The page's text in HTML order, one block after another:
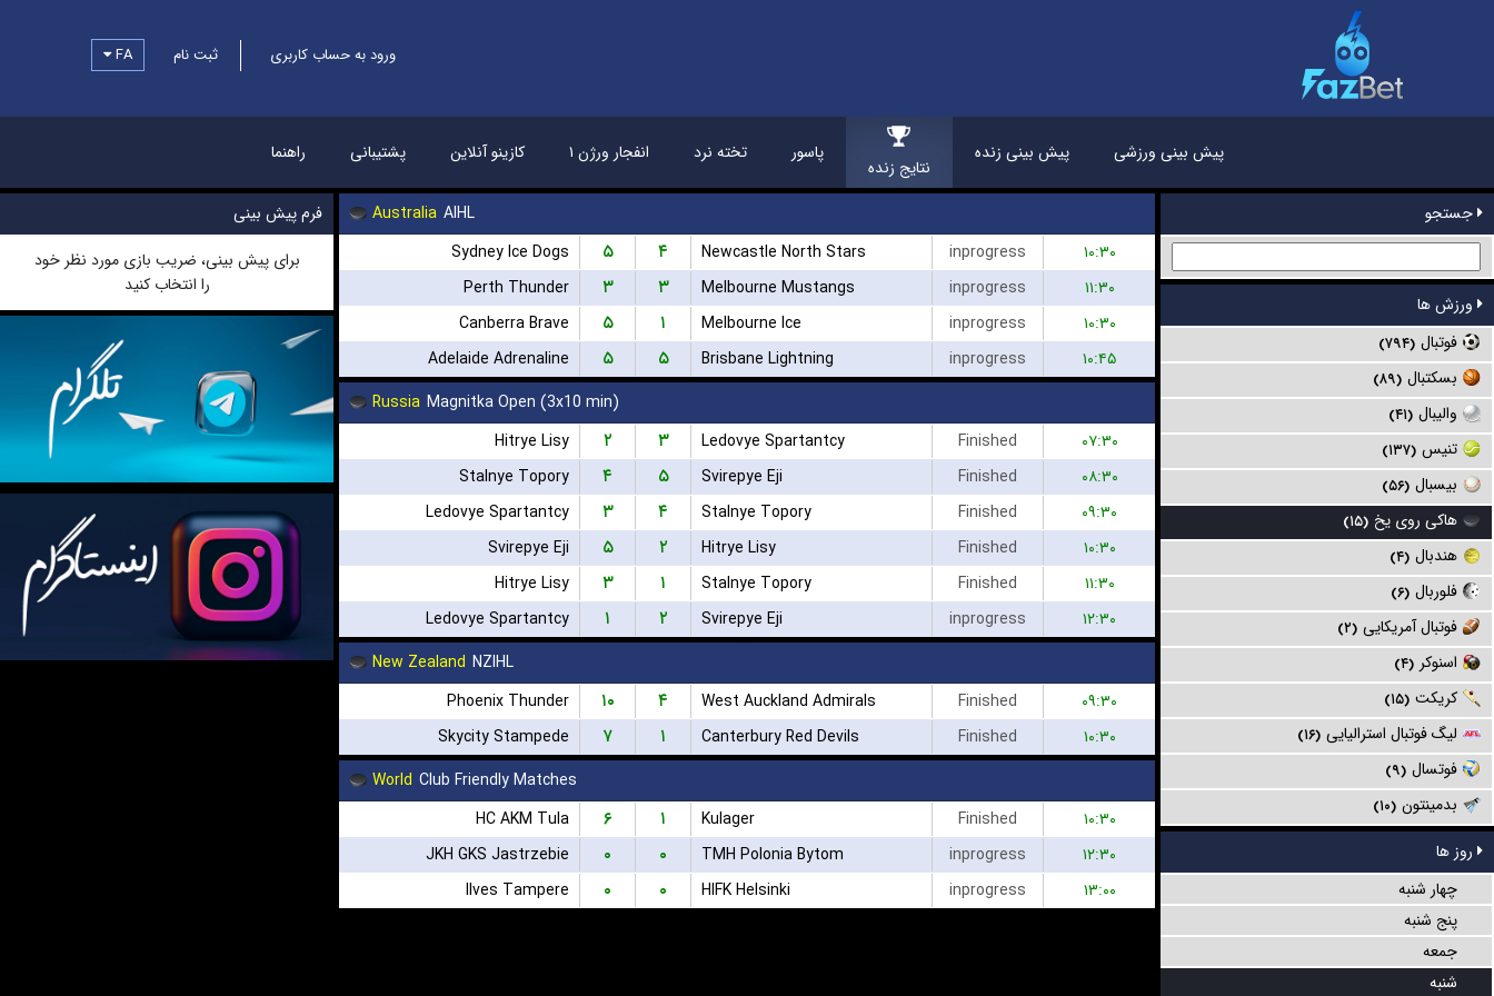
ورود به حساب کاربری ثبت نام FA
پیش بینی ورزشی پیش بینی زنده
نتایج زنده
پاسور تخته نرد انفجار ورژن ۱ کازینو آنلاین پشتیبانی راهنما
جستجو
ورزش ها
فوتبال (۷۹۴)
بسکتبال (۸۹)
والیبال (۴۱)
تنیس (۱۳۷)
بیسبال (۵۶)
هاکی روی یخ (۱۵)
هندبال (۴)
فلوربال (۶)
فوتبال آمریکایی (۲)
اسنوکر (۴)
کریکت (۱۵)
لیگ فوتبال استرالیایی (۱۶)
فوتسال (۹)
بدمینتون (۱۰)
روز ها
چهار شنبه
پنج شنبه
جمعه
شنبه
Australia AIHL
Sydney Ice Dogs
۵ ۴ Newcastle North Stars inprogress
۱۰:۳۰
Perth Thunder
۳ ۳ Melbourne Mustangs inprogress
۱۱:۳۰
Canberra Brave
۵ ۱ Melbourne Ice inprogress
۱۰:۳۰
Adelaide Adrenaline
۵ ۵ Brisbane Lightning inprogress
۱۰:۴۵
Russia Magnitka Open (3x10 min)
Hitrye Lisy
۲ ۳ Ledovye Spartantcy Finished
۰۷:۳۰
Stalnye Topory
۴ ۵ Svirepye Eji Finished
۰۸:۳۰
Ledovye Spartantcy
۳ ۴ Stalnye Topory Finished
۰۹:۳۰
Svirepye Eji
۵ ۲ Hitrye Lisy Finished
۱۰:۳۰
Hitrye Lisy
۳ ۱ Stalnye Topory Finished
۱۱:۳۰
Ledovye Spartantcy
۱ ۲ Svirepye Eji inprogress
۱۲:۳۰
New Zealand NZIHL
Phoenix Thunder
۱۰ ۴ West Auckland Admirals Finished
۰۹:۳۰
Skycity Stampede
۷ ۱ Canterbury Red Devils Finished
۱۰:۳۰
World Club Friendly Matches
HC AKM Tula
۶ ۱ Kulager Finished
۱۰:۳۰
JKH GKS Jastrzebie
۰ ۰ TMH Polonia Bytom inprogress
۱۲:۳۰
Ilves Tampere
۰ ۰ HIFK Helsinki inprogress ۱۳:۰۰
فرم پیش بینی
برای پیش بینی، ضریب بازی مورد نظر خود
را انتخاب کنید